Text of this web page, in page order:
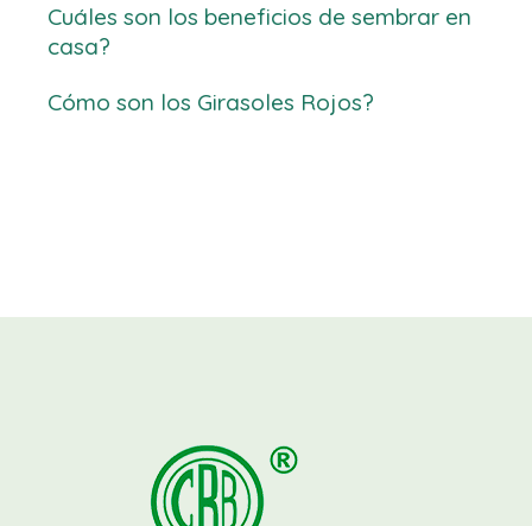
Cuáles son los beneficios de sembrar en
casa?
Cómo son los Girasoles Rojos?